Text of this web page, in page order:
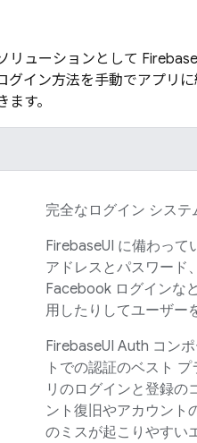
リューションとして
グイン方法を手動でアプリ
す。
完全なログイン システ
FirebaseUI に備わって
アドレスとパスワード
Facebook ログインな
用したりしてユーザー
FirebaseUI Auth コン
トでの認証のベスト
リのログインと登録の
ント復旧やアカウント
のミスが起こりやすい